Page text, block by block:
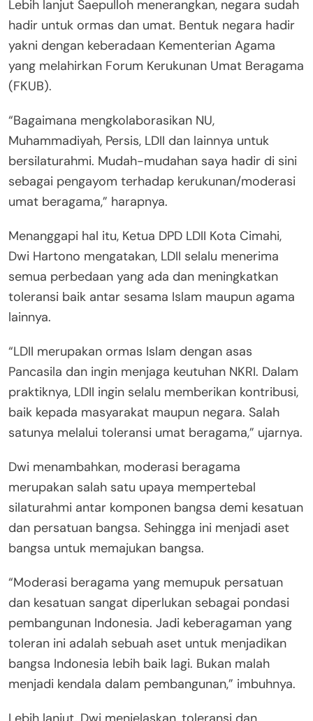
Lebih lanjut Saepulloh menerangkan, negara sudah
hadir untuk ormas dan umat. Bentuk negara hadir
yakni dengan keberadaan Kementerian Agama
yang melahirkan Forum Kerukunan Umat Beragama
(FKUB).
“Bagaimana mengkolaborasikan NU,
Muhammadiyah, Persis, LDII dan lainnya untuk
bersilaturahmi. Mudah-mudahan saya hadir di sini
sebagai pengayom terhadap kerukunan/moderasi
umat beragama,” harapnya.
Menanggapi hal itu, Ketua DPD LDII Kota Cimahi,
Dwi Hartono mengatakan, LDII selalu menerima
semua perbedaan yang ada dan meningkatkan
toleransi baik antar sesama Islam maupun agama
lainnya.
“LDII merupakan ormas Islam dengan asas
Pancasila dan ingin menjaga keutuhan NKRI. Dalam
praktiknya, LDII ingin selalu memberikan kontribusi,
baik kepada masyarakat maupun negara. Salah
satunya melalui toleransi umat beragama,” ujarnya.
Dwi menambahkan, moderasi beragama
merupakan salah satu upaya mempertebal
silaturahmi antar komponen bangsa demi kesatuan
dan persatuan bangsa. Sehingga ini menjadi aset
bangsa untuk memajukan bangsa.
“Moderasi beragama yang memupuk persatuan
dan kesatuan sangat diperlukan sebagai pondasi
pembangunan Indonesia. Jadi keberagaman yang
toleran ini adalah sebuah aset untuk menjadikan
bangsa Indonesia lebih baik lagi. Bukan malah
menjadi kendala dalam pembangunan,” imbuhnya.